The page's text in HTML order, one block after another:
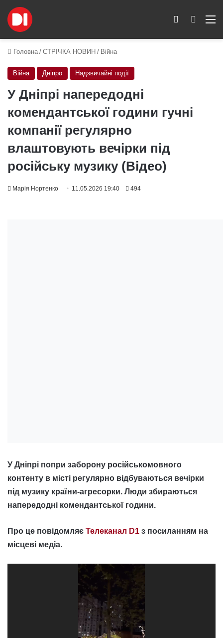
Пошук
Switch skin
Головна / СТРІЧКА НОВИН / Війна
Війна Дніпро Надзвичайні події
У Дніпрі напередодні
комендантської години гучні
компанії регулярно
влаштовують вечірки під
російську музику (Відео)
Марія Нортенко 11.05.2026 19:40 494
У Дніпрі попри заборону російськомовного
контенту в місті регулярно відбуваються вечірки
під музику країни-агресорки. Люди збираються
напередодні комендантської години.
Про це повідомляє Телеканал D1 з посиланням на
місцеві медіа.